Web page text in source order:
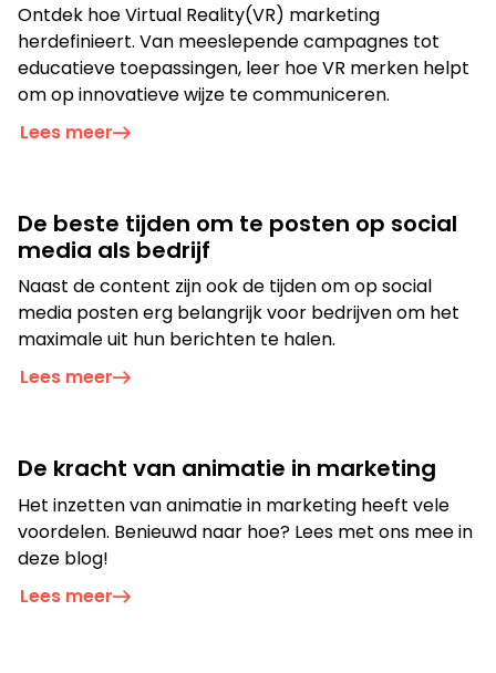
Ontdek hoe Virtual Reality(VR) marketing
herdefinieert. Van meeslepende campagnes tot
educatieve toepassingen, leer hoe VR merken helpt
om op innovatieve wijze te communiceren.
Lees meer
De beste tijden om te posten op social
media als bedrijf
Naast de content zijn ook de tijden om op social
media posten erg belangrijk voor bedrijven om het
maximale uit hun berichten te halen.
Lees meer
De kracht van animatie in marketing
Het inzetten van animatie in marketing heeft vele
voordelen. Benieuwd naar hoe? Lees met ons mee in
deze blog!
Lees meer